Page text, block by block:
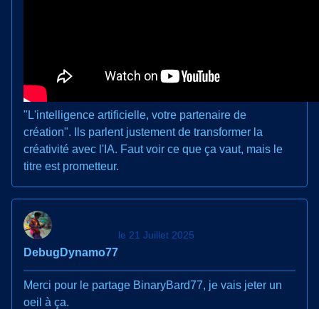
"L'intelligence artificielle, votre partenaire de
création". Ils parlent justement de transformer la
créativité avec l'IA. Faut voir ce que ça vaut, mais le
titre est prometteur.
DebugDynamo77
le 21 Juillet 2025
Merci pour le partage BinaryBard77, je vais jeter un
oeil à ça.